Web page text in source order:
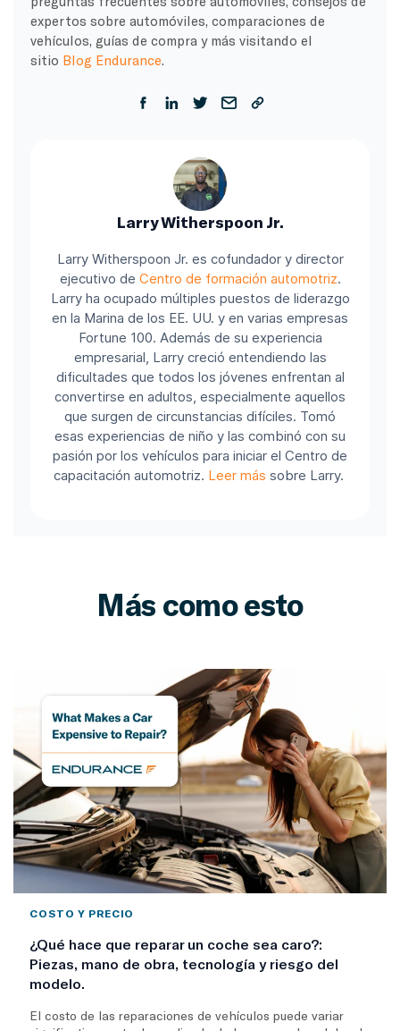
expertos sobre automóviles, comparaciones de
vehículos, guías de compra y más visitando el
sitio Blog Endurance.
Larry Witherspoon Jr.
Larry Witherspoon Jr. es cofundador y director
ejecutivo de Centro de formación automotriz.
Larry ha ocupado múltiples puestos de liderazgo
en la Marina de los EE. UU. y en varias empresas
Fortune 100. Además de su experiencia
empresarial, Larry creció entendiendo las
dificultades que todos los jóvenes enfrentan al
convertirse en adultos, especialmente aquellos
que surgen de circunstancias difíciles. Tomó
esas experiencias de niño y las combinó con su
pasión por los vehículos para iniciar el Centro de
capacitación automotriz. Leer más sobre Larry.
Más como esto
COSTO Y PRECIO
¿Qué hace que reparar un coche sea caro?:
Piezas, mano de obra, tecnología y riesgo del
modelo.
El costo de las reparaciones de vehículos puede variar